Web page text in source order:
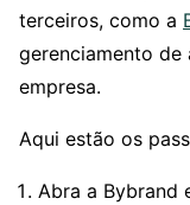
terceiros, como a
gerenciamento de
empresa.
Aqui estão os
Abra a Bybrand